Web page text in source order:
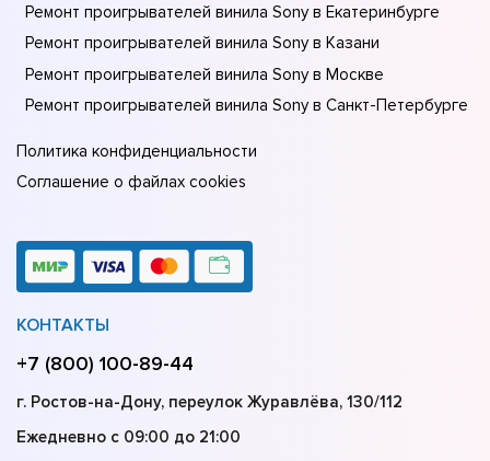
Ремонт проигрывателей винила Sony в Екатеринбурге
Ремонт проигрывателей винила Sony в Казани
Ремонт проигрывателей винила Sony в Москве
Ремонт проигрывателей винила Sony в Санкт-Петербурге
Политика конфиденциальности
Соглашение о файлах cookies
КОНТАКТЫ
+7 (800) 100-89-44
г. Ростов-на-Дону, переулок Журавлёва, 130/112
Ежедневно с 09:00 до 21:00